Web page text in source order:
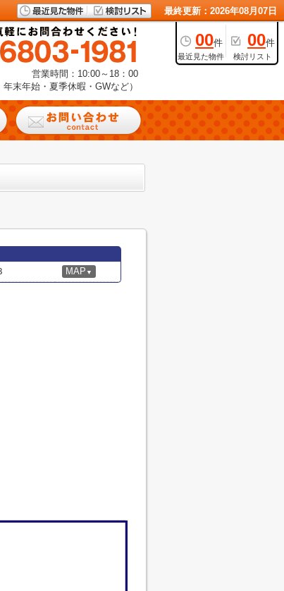
最終更新：2026年08月07日
00件
最近見た物件
00件
検討リスト
営業時間：10:00～18：00
末年始・夏季休暇・GWなど）
MAP ▼